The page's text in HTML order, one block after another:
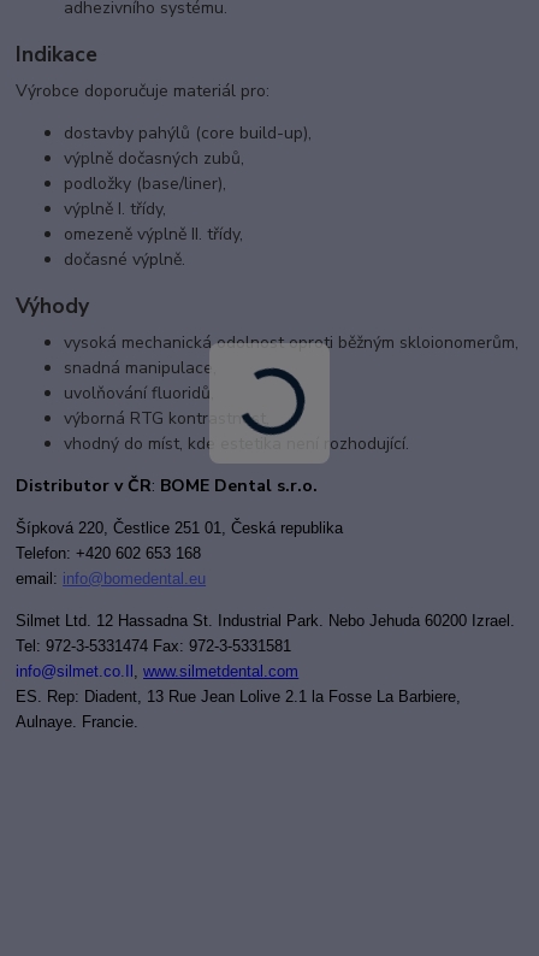
adhezivního systému.
Indikace
Výrobce doporučuje materiál pro:
dostavby pahýlů (core build-up),
výplně dočasných zubů,
podložky (base/liner),
výplně I. třídy,
omezeně výplně II. třídy,
dočasné výplně.
Výhody
vysoká mechanická odolnost oproti běžným skloionomerům,
snadná manipulace,
uvolňování fluoridů,
výborná RTG kontrastnost,
vhodný do míst, kde estetika není rozhodující.
Distributor v ČR: BOME Dental s.r.o.
Šípková 220, Čestlice 251 01, Česká republika
Telefon: +420 602 653 168
email: info@bomedental.eu
Silmet Ltd. 12 Hassadna St. Industrial Park. Nebo Jehuda 60200 Izrael.
Tel: 972-3-5331474 Fax: 972-3-5331581
info@silmet.co.Il ,www.silmetdental.com
ES. Rep: Diadent, 13 Rue Jean Lolive 2.1 la Fosse La Barbiere,
Aulnaye. Francie.